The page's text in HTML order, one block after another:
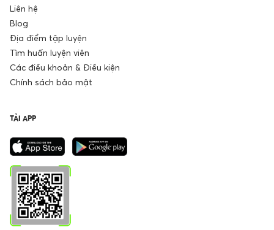
Liên hệ
Blog
Địa điểm tập luyện
Tìm huấn luyện viên
Các điều khoản & Điều kiện
Chính sách bảo mật
TẢI APP